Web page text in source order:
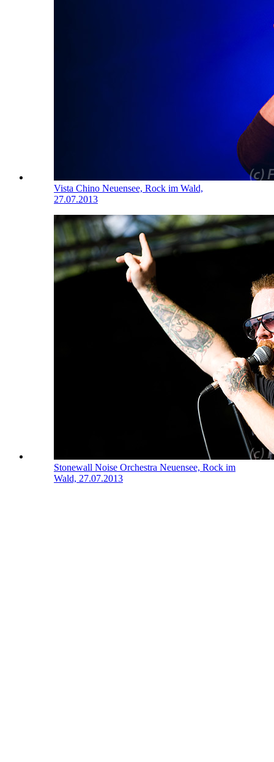
Vista Chino Neuensee, Rock im Wald,
27.07.2013
Stonewall Noise Orchestra Neuensee, Rock im
Wald, 27.07.2013